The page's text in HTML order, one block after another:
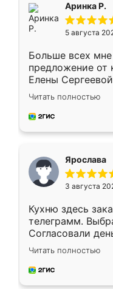
Аринка Р.
5 августа
Больше всех
предложение от
Елены
короткие сроки
для замера
предложил по
Читать полностью
Ярослава
3 августа
Кухню здесь
телеграмм.
Согласовали
недели кухня
довольны
мебель за
Читать полностью